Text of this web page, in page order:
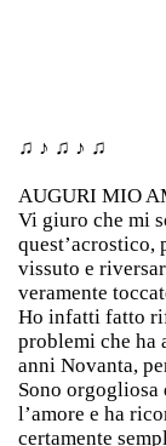
♫ ♪ ♫ ♪ ♫
AUGURI MIO
Vi giuro che mi
quest’acrostico,
vissuto e
veramente
Ho infatti fatto
problemi che ha
anni Novanta,
Sono orgogliosa
l’amore e ha
certamente